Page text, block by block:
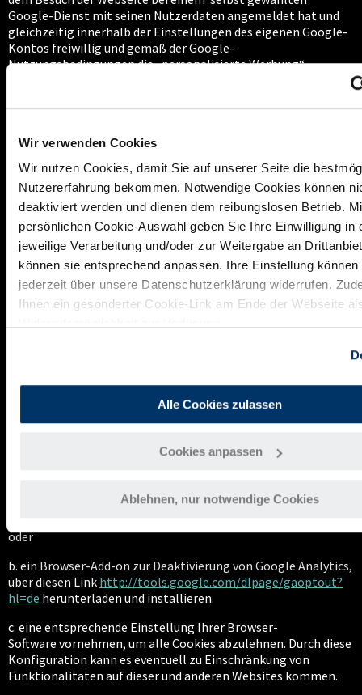
Wir verwenden Cookies
Wir nutzen Cookies, damit Sie auf unserer Seite die
Nutzererfahrung bekommen. Notwendige Cookies können
deaktiviert werden und dienen dem reibungslosen Betrieb.
persönlichen Cookie-Auswahl geben Sie Ihre Einwilligung in
jeweilige Verarbeitung und/oder zur Weitergabe an
können sie entsprechend anpassen. Ihre Einstellung können
jederzeit über unsere Datenschutzerklärung widerrufen.
Ihnen ein gesonderter Cookie-Link am Ende der Webseite
Alle Cookies zulassen
Cookies anpassen
Ablehnen, nur notwendige Cookies
Google-Dienst mit seinen Nutzerdaten angemeldet hat und
gleichzeitig innerhalb der Einstellungen des eigenen Google-
Kontos freiwillig und gemäß der Google-
Nutzungsbedingungen die „personalisierte Werbung“
Daten oder Nutzerprofile zugänglich; sie bleiben für uns
können Sie in Ihren Google-Konto-die Option „personalisierte
Werbung“ deaktivieren bzw. entsprechende Vorkehrungen
während Ihrer Internetsession treffen, z.B. Ausloggen.
Empfänger der Daten ist Google Ireland Limited, Gordon
House, Barrow Street, Dublin 4, Irland als Auftragsverarbeiter.
Hierfür haben wir mit Google
einen Auftragsverarbeitungsvertrag abgeschlossen. Die
Google LLC mit Sitz in Kalifornien, USA, und eventuell US-
amerikanische Behörden könnten auf die bei Google
gespeicherten Daten zugreifen, eine Übermittlung von Daten
Daten beträgt 14 Monate, danach werden
sie automatisiert im monatlichen Rhythmus gelöscht.
erzeugten und auf Ihre Nutzung der Website bezogenen Daten
Daten durch Google verhindern, indem Sie
oder
b. ein Browser-Add-on zur Deaktivierung von Google Analytics,
über diesen Link http://tools.google.com/dlpage/gaoptout?
hl=de herunterladen und installieren.
c. eine entsprechende Einstellung Ihrer Browser-
Software vornehmen, um alle Cookies abzulehnen. Durch diese
Konfiguration kann es eventuell zu Einschränkung von
Funktionalitäten auf dieser und anderen Websites kommen.